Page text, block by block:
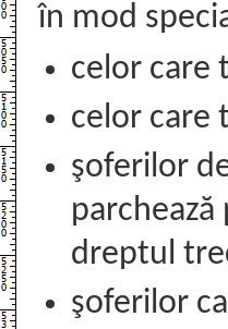
în mod
celor care
celor care
şoferilor
dreptul
şoferilor